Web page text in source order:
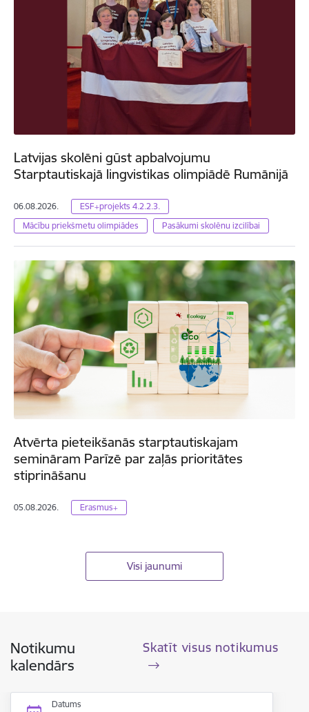
Latvijas skolēni gūst apbalvojumu
Starptautiskajā lingvistikas olimpiādē Rumānijā
06.08.2026.
ESF+projekts 4.2.2.3.
Mācību priekšmetu olimpiādes
Pasākumi skolēnu izcilībai
Atvērta pieteikšanās starptautiskajam
semināram Parīzē par zaļās prioritātes
stiprināšanu
05.08.2026. Erasmus+
Visi jaunumi
Notikumu
kalendārs
Skatīt visus notikumus
Datums